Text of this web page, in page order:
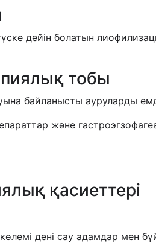
дейін болатын
тобы
байланысты ауруларды
және
қасиеттері
дені сау адамдар мен